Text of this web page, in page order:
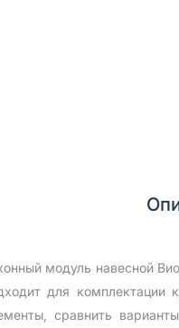
модуль навесной
для комплектации
сравнить